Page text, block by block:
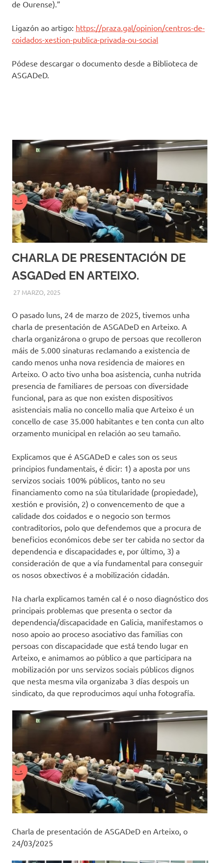
de Ourense).”
Ligazón ao artigo: https://praza.gal/opinion/centros-de-
coidados-xestion-publica-privada-ou-social
Pódese descargar o documento desde a Biblioteca de
ASGADeD.
CHARLA DE PRESENTACIÓN DE
ASGADed EN ARTEIXO.
27 MARZO, 2025ASGADED
MISCELANEA
O pasado luns, 24 de marzo de 2025, tivemos unha
charla de presentación de ASGADeD en Arteixo. A
charla organizárona o grupo de persoas que recolleron
máis de 5.000 sinaturas reclamando a existencia de
cando menos unha nova residencia de maiores en
Arteixo. O acto tivo unha boa asistencia, cunha nutrida
presencia de familiares de persoas con diversidade
funcional, para as que non existen dispositivos
asistenciais malia no concello malia que Arteixo é un
concello de case 35.000 habitantes e ten conta cun alto
orzamento municipal en relación ao seu tamaño.
Explicamos que é ASGADeD e cales son os seus
principios fundamentais, é dicir: 1) a aposta por uns
servizos sociais 100% públicos, tanto no seu
financiamento como na súa titularidade (propiedade),
xestión e provisión, 2) o convencemento de que a
calidade dos coidados e o negocio son termos
contraditorios, polo que defendemos que a procura de
beneficios económicos debe ser ter cabida no sector da
dependencia e discapacidades e, por último, 3) a
consideración de que a vía fundamental para conseguir
os nosos obxectivos é a mobilización cidadán.
Na charla explicamos tamén cal é o noso diagnóstico dos
principais problemas que presenta o sector da
dependencia/discapacidade en Galicia, manifestamos o
noso apoio ao proceso asociativo das familias con
persoas con discapacidade que está tendo lugar en
Arteixo, e animamos ao público a que participara na
mobilización por uns servizos sociais públicos dignos
que nesta mesma vila organizaba 3 días despois un
sindicato, da que reproducimos aquí unha fotografía.
Charla de presentación de ASGADeD en Arteixo, o
24/03/2025